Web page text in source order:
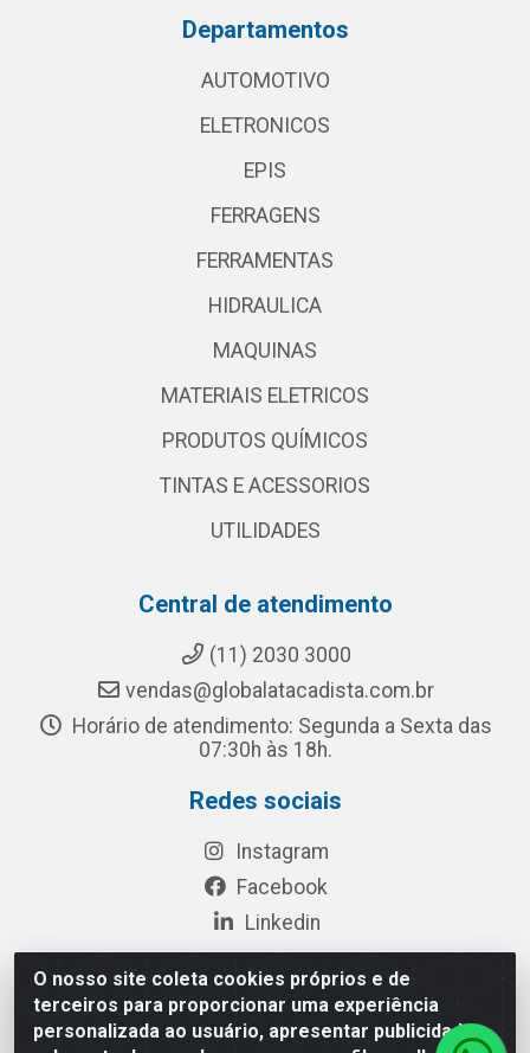
O nosso site coleta cookies próprios e de
terceiros para proporcionar uma experiência
personalizada ao usuário, apresentar publicidade
Departamentos
AUTOMOTIVO
ELETRONICOS
EPIS
FERRAGENS
FERRAMENTAS
HIDRAULICA
MAQUINAS
MATERIAIS ELETRICOS
PRODUTOS QUÍMICOS
TINTAS E ACESSORIOS
UTILIDADES
Central de atendimento
(11) 2030 3000
vendas@globalatacadista.com.br
Horário de atendimento: Segunda a Sexta das
07:30h às 18h.
Redes sociais
Instagram
Facebook
Linkedin
Rua Chipuê, 117 - S. Miguel Paulista São Paulo/SP - CEP
08010-260- CNPJ: 03.010.739/0001-72